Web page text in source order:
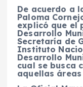
De acuerdo a
Paloma
explicó que el
Desarrollo
Secretaría de
Instituto
Desarrollo
cual se busca
aquellas